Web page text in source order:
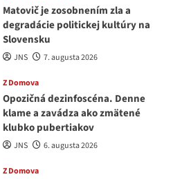
Matovič je zosobnením zla a
degradácie politickej kultúry na
Slovensku
JNS 7. augusta 2026
Z Domova
Opozičná dezinfoscéna. Denne
klame a zavádza ako zmätené
klubko pubertiakov
JNS 6. augusta 2026
Z Domova